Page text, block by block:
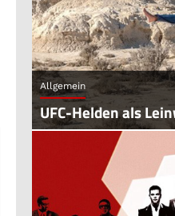
Allgemein
UFC-Helden als